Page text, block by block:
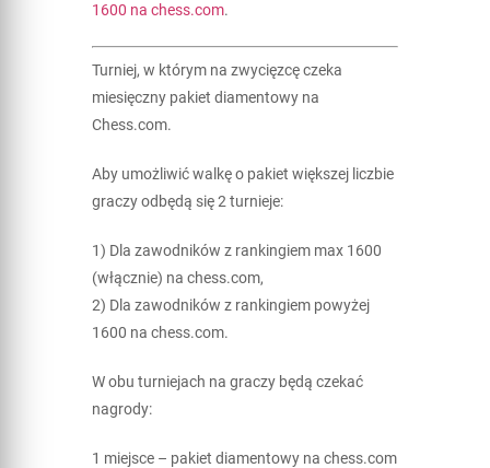
1600 na chess.com.
Turniej, w którym na zwycięzcę czeka
miesięczny pakiet diamentowy na
Chess.com.
Aby umożliwić walkę o pakiet większej liczbie
graczy odbędą się 2 turnieje:
1) Dla zawodników z rankingiem max 1600
(włącznie) na chess.com,
2) Dla zawodników z rankingiem powyżej
1600 na chess.com.
W obu turniejach na graczy będą czekać
nagrody:
1 miejsce – pakiet diamentowy na chess.com